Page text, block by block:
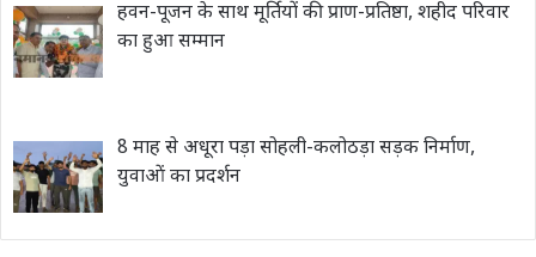
हवन-पूजन के साथ मूर्तियों की प्राण-प्रतिष्ठा, शहीद परिवार
का हुआ सम्मान
8 माह से अधूरा पड़ा सोहली-कलोठड़ा सड़क निर्माण,
युवाओं का प्रदर्शन